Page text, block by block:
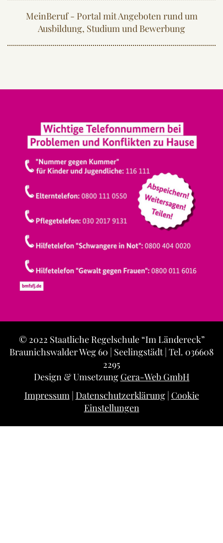
MeinBeruf - Portal mit Angeboten rund um
Ausbildung, Studium und Bewerbung
© 2022 Staatliche Regelschule “Im Ländereck”
Braunichswalder Weg 60 | Seelingstädt | Tel. 036608
2295
Design & Umsetzung Gera-Web GmbH
Impressum| Datenschutzerklärung| Cookie
Einstellungen